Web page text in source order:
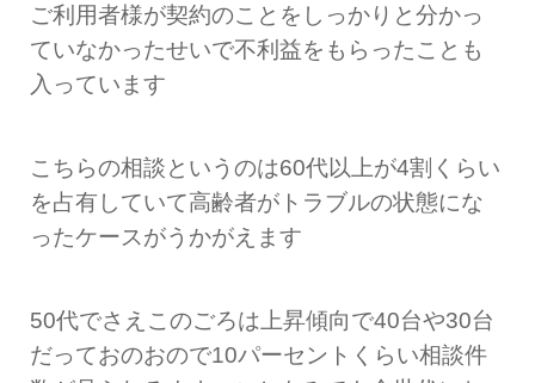
ご利用者様が契約のことをしっかりと分かっ
ていなかったせいで不利益をもらったことも
入っています
こちらの相談というのは60代以上が4割くらい
を占有していて高齢者がトラブルの状態にな
ったケースがうかがえます
50代でさえこのごろは上昇傾向で40台や30台
だっておのおので10パーセントくらい相談件